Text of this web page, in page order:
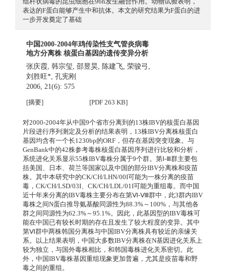
表达的F蛋白能够产生中和抗体。本文的研究结果为F蛋白的进
一步开发奠定了基础
中国2000-2004年鸡传染性支气管炎病毒
地方分离株 核蛋白基因的遗传变异分析
张庆霞,韩宗玺,邵昱昊, 陈建飞,荣骏弓 ,
刘胜旺*,孔宪刚
2006, 21(6): 575
[摘要] [PDF 263 KB]
对2000-2004年从中国9个省市分离到的13株IBV的核蛋白基因
片段进行序列测定及分析的结果表明，13株IBV分离株核蛋白
基因均含有一个长1230bp的ORF，但存在基因突变现象。与
GenBank中的42株参考毒株核蛋白基因序列进行比较和分析，
系统进化关系显示55株IBV毒株分属于9个群。第Ⅰ-Ⅲ群主要包
括美国、日本、荷兰等国家以及中国的部分IBV分离株和疫苗
株。其中本研究中的CK/CH/LHN/00I可能为一株分离的疫苗
毒，CK/CH/LSD/03I、CK/CH/LDL/01I可能为重组毒。而中国
近十年来分离的IBV毒株主要分布在第Ⅵ-Ⅷ群中，此3群内IBV
毒株之间N蛋白推导氨基酸同源性为88.3%～100%，与其他各
群之间同源性为62.3%～95.1%。因此，此基因型的IBV毒株可
能在中国已有较长时期的存在且发生了较大程度的变异。其中
第Ⅵ群中两株韩国分离株与中国IBV分离株具有较近的亲缘关
系。以上结果表明，中国大多数IBV分离株在N基因进化关系上
较为独立，与国外毒株相比，和韩国毒株进化关系密切。此
外，中国IBV毒株基因重组现象更加普遍，尤其是疫苗毒和野
毒之间的重组。